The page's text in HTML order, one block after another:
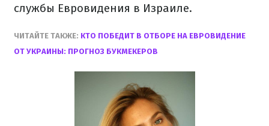
службы Евровидения в Израиле.
ЧИТАЙТЕ ТАКЖЕ: КТО ПОБЕДИТ В ОТБОРЕ НА ЕВРОВИДЕНИЕ
ОТ УКРАИНЫ: ПРОГНОЗ БУКМЕКЕРОВ